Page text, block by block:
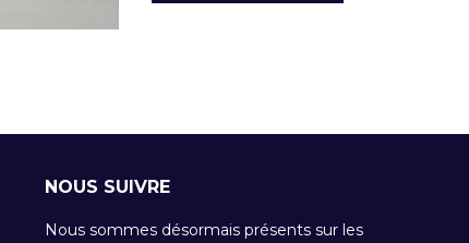
NOUS SUIVRE
Nous sommes désormais présents sur les